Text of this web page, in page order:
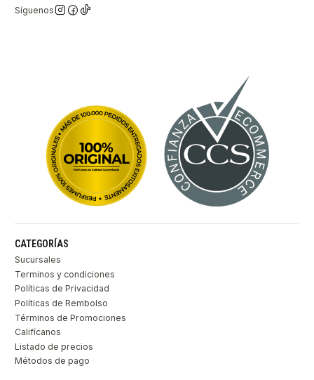
Síguenos
CATEGORÍAS
Sucursales
Terminos y condiciones
Políticas de Privacidad
Políticas de Rembolso
Términos de Promociones
Califícanos
Listado de precios
Métodos de pago